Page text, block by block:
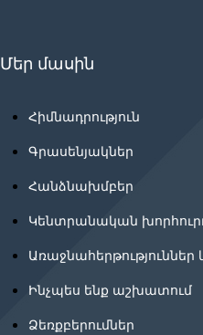
Մեր մասին
Հիմնադրություն
Գրասենյակներ
Հանձնախմբեր
Կենտրանական
Ինչպես ենք աշխատում
Ձեռքբերումներ